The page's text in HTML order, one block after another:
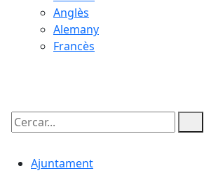
Anglès
Alemany
Francès
Cercar:
Ajuntament